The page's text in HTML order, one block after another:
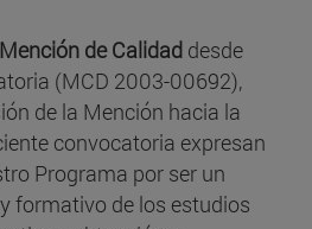
Mención de Calidaddesde
(MCD 2003-00692),
de la Mención hacia la
convocatoria expresan
Programa por ser un
formativo de los estudios